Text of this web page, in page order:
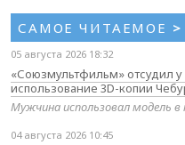
САМОЕ ЧИТАЕМОЕ >
05 августа 2026 18:32
«Союзмультфильм» отсудил у
использование 3D-копии
Мужчина использовал модель в
04 августа 2026 10:45